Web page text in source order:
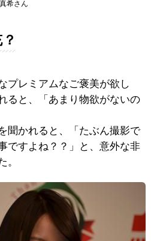
希さん
プレミアムなご褒美が欲し
ると、「あまり物欲がないの
聞かれると、「たぶん撮影で
ですよね？？」と、意外な非
。